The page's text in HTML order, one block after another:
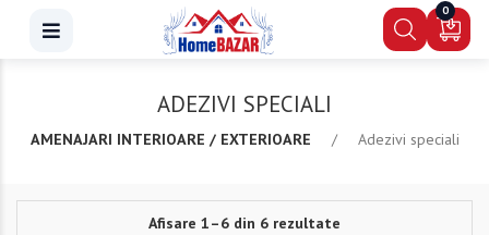
0
ADEZIVI SPECIALI
AMENAJARI INTERIOARE / EXTERIOARE / Adezivi speciali
Afisare 1–6 din 6 rezultate